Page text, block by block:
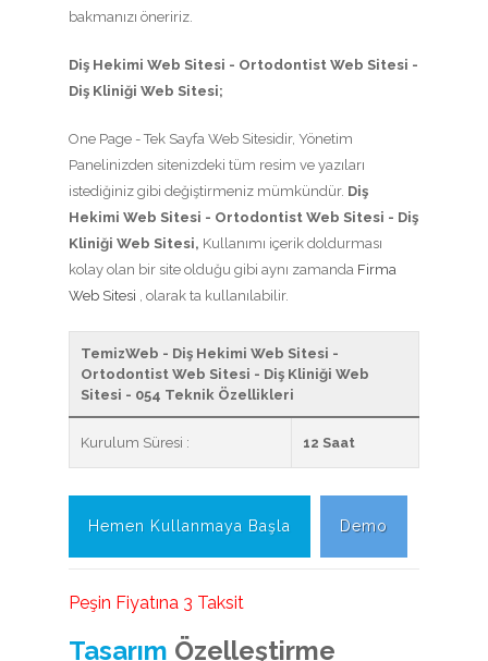
bakmanızı öneririz.
Diş Hekimi Web Sitesi - Ortodontist Web Sitesi -
Diş Kliniği Web Sitesi;
One Page - Tek Sayfa Web Sitesidir, Yönetim
Panelinizden sitenizdeki tüm resim ve yazıları
istediğiniz gibi değiştirmeniz mümkündür. Diş
Hekimi Web Sitesi - Ortodontist Web Sitesi - Diş
Kliniği Web Sitesi, Kullanımı içerik doldurması
kolay olan bir site olduğu gibi aynı zamanda Firma
Web Sitesi , olarak ta kullanılabilir.
TemizWeb - Diş Hekimi Web Sitesi -
Ortodontist Web Sitesi - Diş Kliniği Web
Sitesi - 054 Teknik Özellikleri
Kurulum Süresi : 12 Saat
Hemen Kullanmaya Başla Demo
Peşin Fiyatına 3 Taksit
Tasarım Özelleştirme